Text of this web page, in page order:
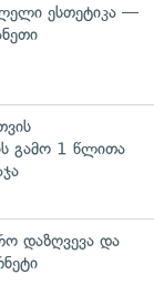
ესთეტიკა —
გამო 1 წლითა
დაზღვევა და